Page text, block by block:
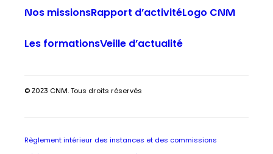
Nos missionsRapport d’activitéLogo CNM
Les formationsVeille d’actualité
© 2023 CNM. Tous droits réservés
Règlement intérieur des instances et des commissions